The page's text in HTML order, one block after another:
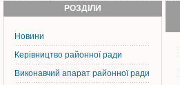
РОЗДІЛИ
Новини
Керiвництво районної ради
Виконавчий апарат районної ради